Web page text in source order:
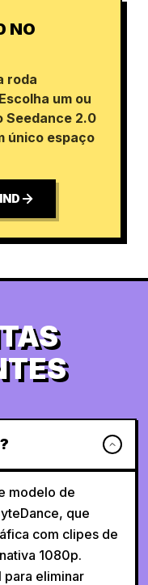
NO
roda
um ou
Seedance 2.0
único espaço
modelo de
que
com clipes de
1080p.
eliminar